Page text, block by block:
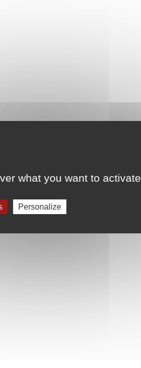
what you want to activate
Personalize